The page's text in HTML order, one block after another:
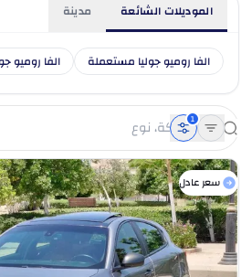
الموديلات الشائعة مدينة
الفا روميو جوليا مستعملة الفا روميو
1
سعر عادل